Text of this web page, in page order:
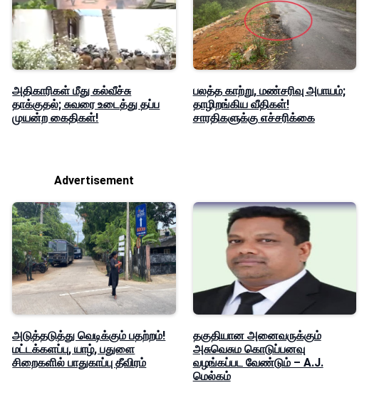
அதிகாரிகள் மீது கல்வீச்சு
தாக்குதல்; சுவரை உடைத்து தப்ப
முயன்ற கைதிகள்!
பலத்த காற்று, மண்சரிவு அபாயம்;
தாழிறங்கிய வீதிகள்!
சாரதிகளுக்கு எச்சரிக்கை
Advertisement
அடுத்தடுத்து வெடிக்கும் பதற்றம்!
மட்டக்களப்பு, யாழ், பதுளை
சிறைகளில் பாதுகாப்பு தீவிரம்
தகுதியான அனைவருக்கும்
அசுவெசும கொடுப்பனவு
வழங்கப்பட வேண்டும் – A.J.
மெல்கம்